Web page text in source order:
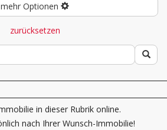
mehr Optionen
zurücksetzen
in dieser Rubrik online.
nach Ihrer Wunsch-Immobilie!